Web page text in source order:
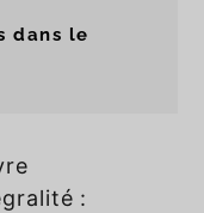
dans le
: